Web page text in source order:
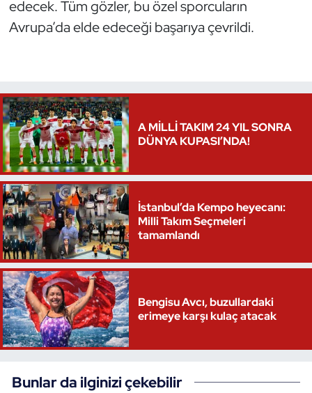
edecek. Tüm gözler, bu özel sporcuların
Avrupa’da elde edeceği başarıya çevrildi.
A MİLLİ TAKIM 24 YIL SONRA
DÜNYA KUPASI’NDA!
İstanbul’da Kempo heyecanı:
Milli Takım Seçmeleri
tamamlandı
Bengisu Avcı, buzullardaki
erimeye karşı kulaç atacak
Bunlar da ilginizi çekebilir
Triatlon
Vücut Geliştirme Fitness
Wushu Kungfu
Yelken
Yüzme